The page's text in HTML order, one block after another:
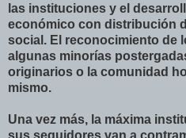
las instituciones y el
económico con distribución
social. El reconocimiento de
algunas minorías
originarios o la comunidad
mismo.
Una vez más, la máxima
sus seguidores van a